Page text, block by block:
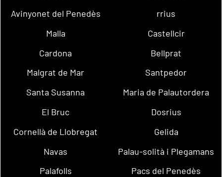
Avinyonet del Penedès
rrius
Malla
Castellcir
Cardona
Bellprat
Malgrat de Mar
Santpedor
Santa Susanna
Maria de Palautordera
El Bruc
Dosrius
Cornellà de Llobregat
Gelida
Navas
Palau-solità i Plegamans
Palafolls
Pacs del Penedès